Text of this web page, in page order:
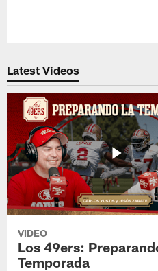
Latest Videos
VIDEO
Los 49ers:
Temporada